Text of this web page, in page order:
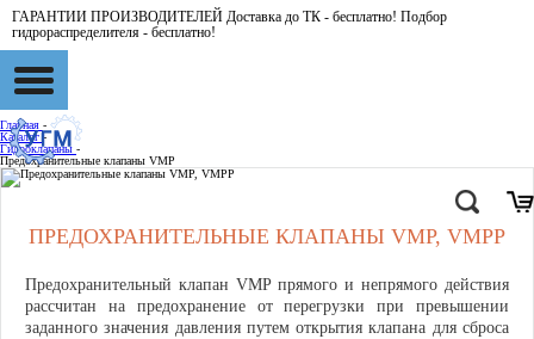
ГАРАНТИИ ПРОИЗВОДИТЕЛЕЙ Доставка до ТК - бесплатно! Подбор
гидрораспределителя - бесплатно!
Главная -
Каталог -
Гидроклапаны -
Предохранительные клапаны VMP
ПРЕДОХРАНИТЕЛЬНЫЕ КЛАПАНЫ VMP, VMPP
Предохранительный клапан VMP прямого и непрямого действия
рассчитан на предохранение от перегрузки при превышении
заданного значения давления путем открытия клапана для сброса